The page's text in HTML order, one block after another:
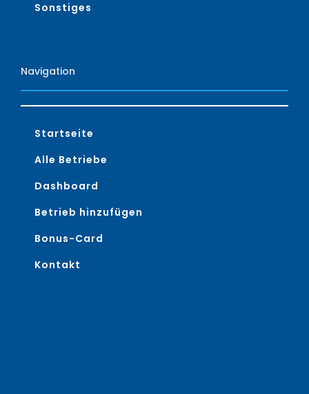
Sonstiges
Navigation
Startseite
Alle Betriebe
Dashboard
Betrieb hinzufügen
Bonus-Card
Kontakt